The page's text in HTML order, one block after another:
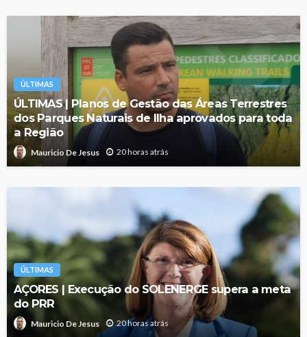
ÚLTIMAS
ÚLTIMAS | Planos de Gestão das Áreas Terrestres
dos Parques Naturais de Ilha aprovados para toda
a Região
Mauricio De Jesus 20 horas atrás
ÚLTIMAS
AÇORES | Execução do SOLENERGE supera a meta
do PRR
Mauricio De Jesus 20 horas atrás